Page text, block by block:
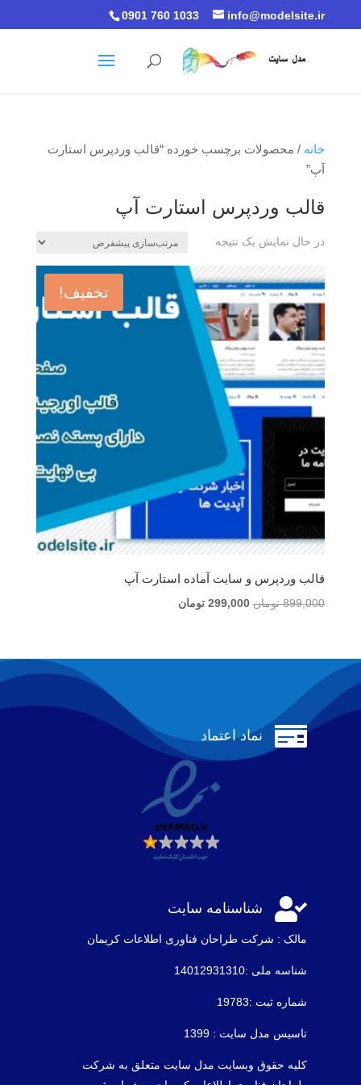
0901 760 1033 info@modelsite.ir
خانه / محصولات برچسب خورده “قالب وردپرس استارت
آپ”
قالب وردپرس استارت آپ
در حال نمایش یک نتیجه
تخفیف!
قالب وردپرس و سایت آماده استارت آپ
899,000 تومان قیمت
بود.
299,000 تومانقیمت
است.
 نماد اعتماد
 شناسنامه سایت
مالک : شرکت طراحان فناوری اطلاعات كريمان
شناسه ملی :14012931310
شماره ثبت :19783
تاسیس مدل سایت : 1399
کلیه حقوق وبسایت مدل سایت متعلق به شرکت